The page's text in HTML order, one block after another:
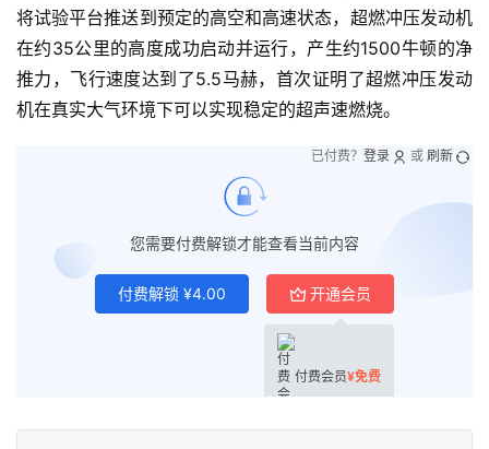
将试验平台推送到预定的高空和高速状态，超燃冲压发动机
在约35公里的高度成功启动并运行，产生约1500牛顿的净
推力，飞行速度达到了5.5马赫，首次证明了超燃冲压发动
机在真实大气环境下可以实现稳定的超声速燃烧。
您需要付费解锁才能查看当前内容
付费解锁 ¥4.00 开通会员
付费会员¥免费
已付费？ 登录 或 刷新